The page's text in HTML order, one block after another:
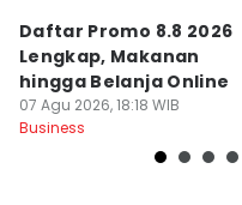
Daftar Promo 8.8 2026
Lengkap, Makanan
hingga Belanja Online
07 Agu 2026, 18:18 WIB
Business